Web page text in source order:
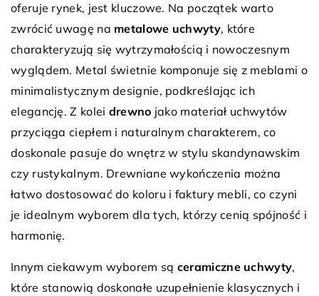
oferuje rynek, jest kluczowe. Na początek warto
zwrócić uwagę na metalowe uchwyty, które
charakteryzują się wytrzymałością i nowoczesnym
wyglądem. Metal świetnie komponuje się z meblami o
minimalistycznym designie, podkreślając ich
elegancję. Z kolei drewno jako materiał uchwytów
przyciąga ciepłem i naturalnym charakterem, co
doskonale pasuje do wnętrz w stylu skandynawskim
czy rustykalnym. Drewniane wykończenia można
łatwo dostosować do koloru i faktury mebli, co czyni
je idealnym wyborem dla tych, którzy cenią spójność i
harmonię.
Innym ciekawym wyborem są ceramiczne uchwyty,
które stanowią doskonałe uzupełnienie klasycznych i